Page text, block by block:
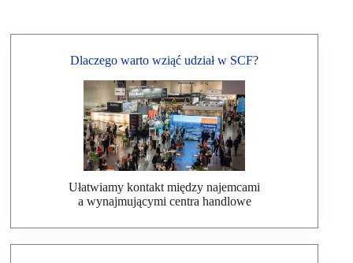
Dlaczego warto wziąć udział w SCF?
Ułatwiamy kontakt między najemcami
a wynajmującymi centra handlowe